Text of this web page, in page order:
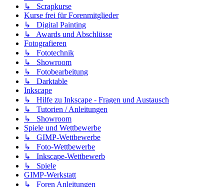
↳ Scrapkurse
Kurse frei für Forenmitglieder
↳ Digital Painting
↳ Awards und Abschlüsse
Fotografieren
↳ Fototechnik
↳ Showroom
↳ Fotobearbeitung
↳ Darktable
Inkscape
↳ Hilfe zu Inkscape - Fragen und Austausch
↳ Tutorien / Anleitungen
↳ Showroom
Spiele und Wettbewerbe
↳ GIMP-Wettbewerbe
↳ Foto-Wettbewerbe
↳ Inkscape-Wettbewerb
↳ Spiele
GIMP-Werkstatt
↳ Foren Anleitungen